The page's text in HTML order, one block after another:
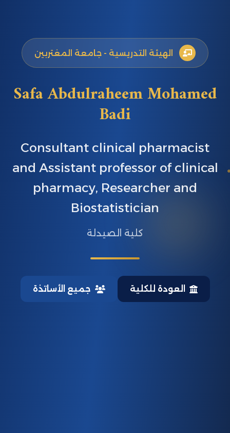
الهيئة التدريسية - جامعة المغتربين
Safa Abdulraheem Mohamed
Badi
Consultant clinical pharmacist
and Assistant professor of clinical
pharmacy, Researcher and
Biostatistician
كلية الصيدلة
العودة للكلية جميع الأساتذة